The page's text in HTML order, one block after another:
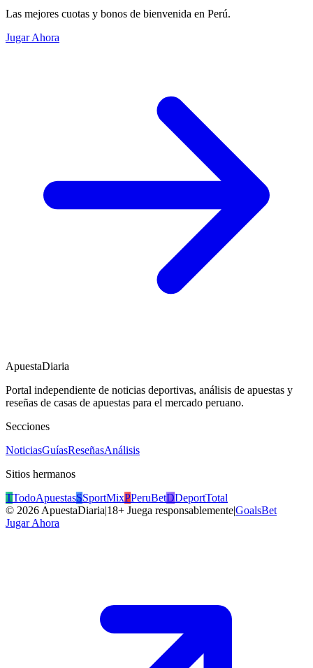
Las mejores cuotas y bonos de bienvenida en Perú.
Jugar Ahora
ApuestaDiaria
Portal independiente de noticias deportivas, análisis de apuestas y
reseñas de casas de apuestas para el mercado peruano.
Secciones
NoticiasGuíasReseñasAnálisis
Sitios hermanos
TTodoApuestasSSportMixPPeruBetDDeportTotal
© 2026ApuestaDiaria|18+ Juega responsablemente|GoalsBet
Jugar Ahora